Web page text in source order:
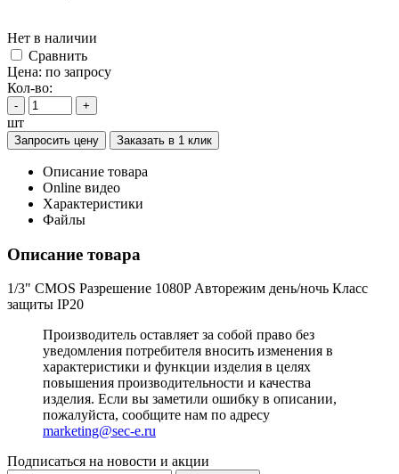
Нет в наличии
Cравнить
Цена: по запросу
Кол-во:
- +
шт
Запросить цену Заказать в 1 клик
Описание товара
Online видео
Характеристики
Файлы
Описание товара
1/3" CMOS Разрешение 1080P Авторежим день/ночь Класс
защиты IP20
Производитель оставляет за собой право без
уведомления потребителя вносить изменения в
характеристики и функции изделия в целях
повышения производительности и качества
изделия. Если вы заметили ошибку в описании,
пожалуйста, сообщите нам по адресу
marketing@sec-e.ru
Подписаться на новости и акции